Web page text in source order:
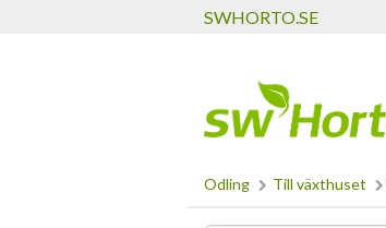
SWHORTO.SE
Odling Till växthuset